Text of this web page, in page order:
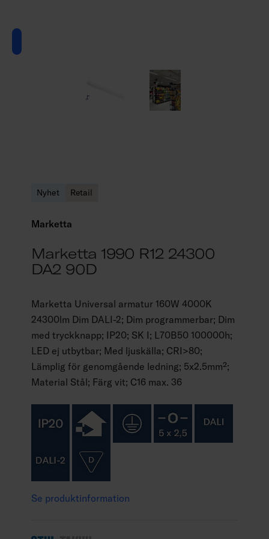
Nyhet Retail
Marketta
Marketta 1990 R12 24300
DA2 90D
Marketta Universal armatur 160W 4000K
24300lm Dim DALI-2; Dim programmerbar; Dim
med tryckknapp; IP20; SK I; L70B50 100000h;
LED ej utbytbar; Med ljuskälla; CRI>80;
Lämplig för genomgående ledning; 5x2.5mm²;
Material Stål; Färg vit; C16 max. 36
Se produktinformation